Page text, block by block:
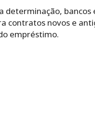
determinação,
contratos novos e
empréstimo.